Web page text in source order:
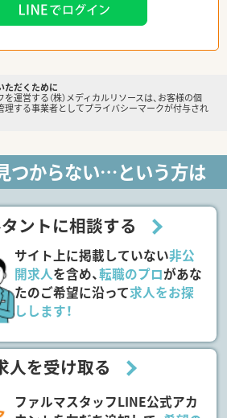
ただくために
運営する（株）メディカルリソースは、お客様の個
理する事業者としてプライバシーマークが付与され
つからない…という方は
ントに相談する
サイト上に掲載していない非公
開求人を含め、転職のプロがあな
たのご希望に沿って求人をお探
しします！
人を受け取る
ファルマスタッフLINE公式アカ